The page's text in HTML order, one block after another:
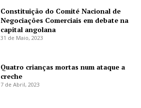
Constituição do Comité Nacional de
Negociações Comerciais em debate na
capital angolana
31 de Maio, 2023
Quatro crianças mortas num ataque a
creche
7 de Abril, 2023